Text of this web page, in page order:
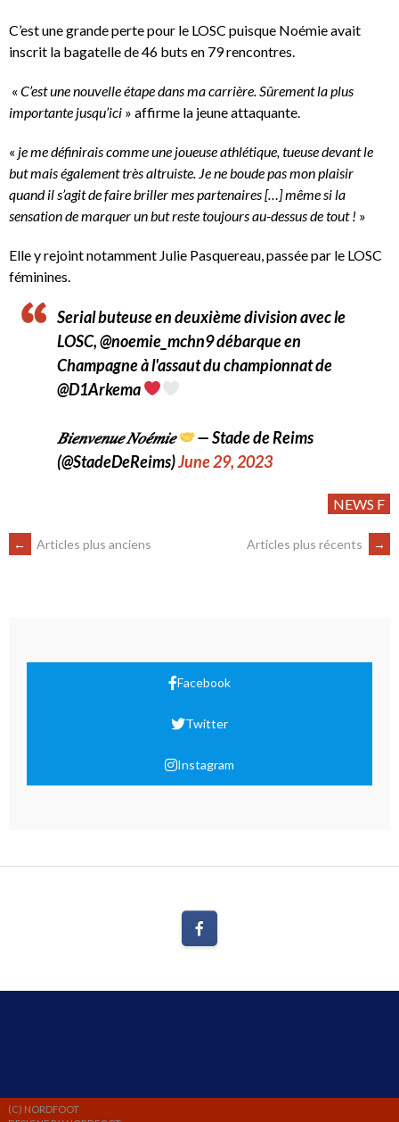
C’est une grande perte pour le LOSC puisque Noémie avait
inscrit la bagatelle de 46 buts en 79 rencontres.
« C’est une nouvelle étape dans ma carrière. Sûrement la plus
importante jusqu’ici » affirme la jeune attaquante.
« je me définirais comme une joueuse athlétique, tueuse devant le
but mais également très altruiste. Je ne boude pas mon plaisir
quand il s’agit de faire briller mes partenaires […] même si la
sensation de marquer un but reste toujours au-dessus de tout ! »
Elle y rejoint notamment Julie Pasquereau, passée par le LOSC
féminines.
Serial buteuse en deuxième division avec le
LOSC, @noemie_mchn9 débarque en
Champagne à l'assaut du championnat de
@D1Arkema
𝐵𝑖𝑒𝑛𝑣𝑒𝑛𝑢𝑒 𝑁𝑜𝑒́𝑚𝑖𝑒
— Stade de Reims
(@StadeDeReims)June 29, 2023
NEWS F
← Articles plus anciens Articles plus récents →
Facebook
Twitter
Instagram
(C) NORDFOOT